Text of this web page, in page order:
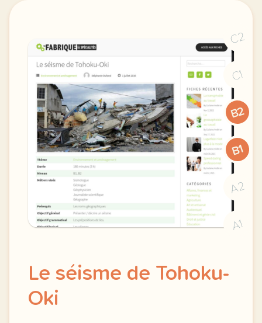
C2
C1
B2
B1
A2
A1
Le séisme de Tohoku-
Oki